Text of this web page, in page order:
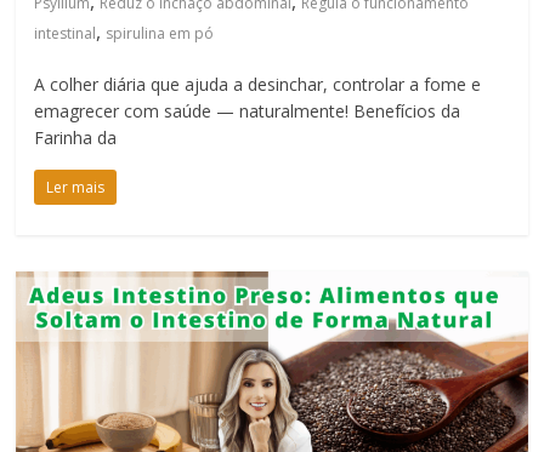
intestinal, spirulina em pó
A colher diária que ajuda a desinchar, controlar a fome e
emagrecer com saúde — naturalmente! Benefícios da
Farinha da
Ler mais